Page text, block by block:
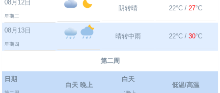
08月12日
星期三
阴转晴 22°C / 27°C
08月13日
星期四
晴转中雨 22°C / 30°C
第二周
日期
白天 晚上
白天
低温/高温